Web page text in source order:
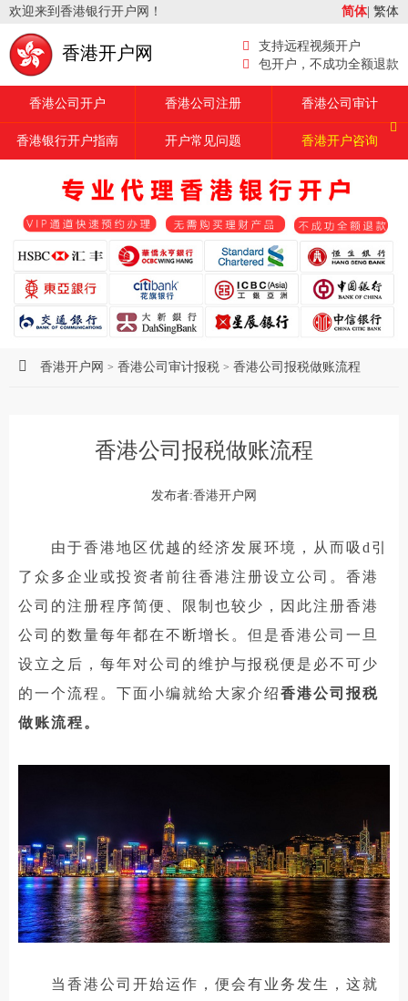
欢迎来到香港银行开户网！ 简体| 繁体
香港开户网
支持远程视频开户
包开户，不成功全额退款
香港公司开户 香港公司注册 香港公司审计
香港银行开户指南 开户常见问题 香港开户咨询
香港开户网 > 香港公司审计报税 > 香港公司报税做账流程
香港公司报税做账流程
发布者:香港开户网
由于香港地区优越的经济发展环境，从而吸d引
了众多企业或投资者前往香港注册设立公司。香港
公司的注册程序简便、限制也较少，因此注册香港
公司的数量每年都在不断增长。但是香港公司一旦
设立之后，每年对公司的维护与报税便是必不可少
的一个流程。下面小编就给大家介绍香港公司报税
做账流程。
当香港公司开始运作，便会有业务发生，这就